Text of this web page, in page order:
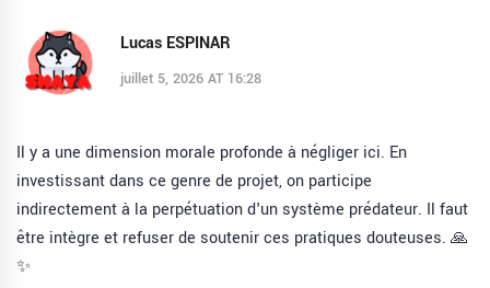
Lucas ESPINAR
juillet 5, 2026 AT 16:28
Il y a une dimension morale profonde à négliger ici. En
investissant dans ce genre de projet, on participe
indirectement à la perpétuation d'un système prédateur. Il faut
être intègre et refuser de soutenir ces pratiques douteuses. 🙏
✨